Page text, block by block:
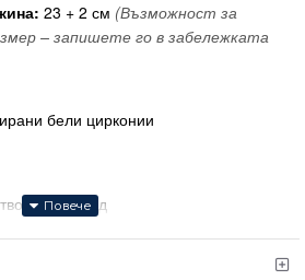
23 + 2 см (Възможност за
– запишете го в забележката
бели цирконии
и произход